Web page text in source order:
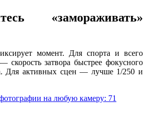
«замораживать»
момент. Для спорта и всего
затвора быстрее фокусного
Для активных сцен — лучше 1/250 и